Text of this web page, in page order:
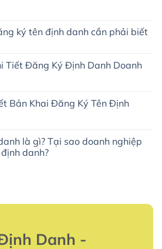
ký tên định danh cần phải biết
Tiết Đăng Ký Định Danh Doanh
Bản Khai Đăng Ký Tên Định
là gì? Tại sao doanh nghiệp
danh?
Danh -